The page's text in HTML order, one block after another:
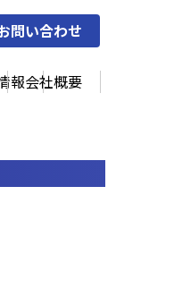
問い合わせ
報会社概要